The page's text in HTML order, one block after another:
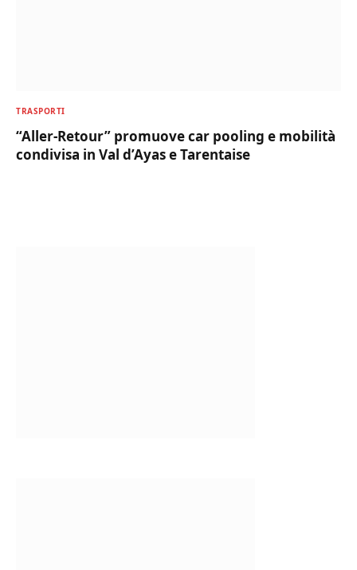
TRASPORTI
“Aller-Retour” promuove car pooling e mobilità
condivisa in Val d’Ayas e Tarentaise